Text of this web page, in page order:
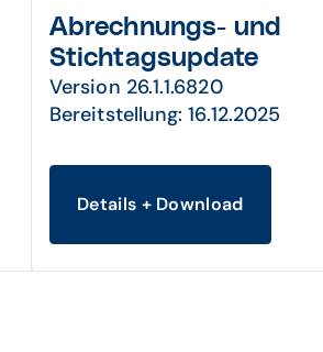
Abrechnungs- und
Stichtagsupdate
Version 26.1.1.6820
Bereitstellung: 16.12.2025
Details + Download